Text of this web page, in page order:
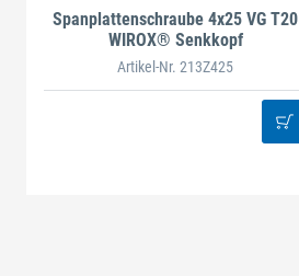
Spanplattenschraube 4x25 VG T20
WIROX® Senkkopf
Artikel-Nr. 213Z425